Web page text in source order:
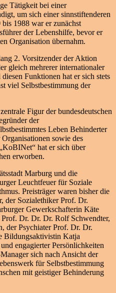
Tätigkeit bei einer
um sich einer sinnstiftenderen
1988 war er zunächst
der Lebenshilfe, bevor er
Organisation übernahm.
2. Vorsitzender der Aktion
gleich mehrerer internationaler
Funktionen hat er sich stets
viel Selbstbestimmung der
Figur der bundesdeutschen
der
Leben Behinderter
sowie des
hat er sich über
erworben.
Marburg und die
Leuchtfeuer für Soziale
Preisträger waren bisher die
Sozialethiker Prof. Dr.
Gewerkschafterin Käte
Dr. Dr. Dr. Rolf Schwendter,
der Psychiater Prof. Dr. Dr.
Bildungsaktivistin Katja
engagierter Persönlichkeiten
sich nach Ansicht der
für Selbstbestimmung
mit geistiger Behinderung